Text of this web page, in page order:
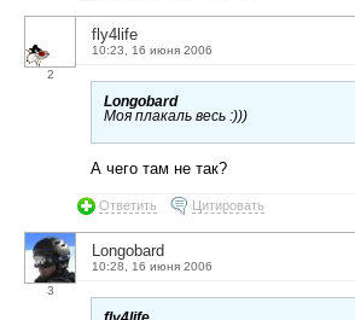
2
fly4life
10:23, 16 июня 2006
Longobard
Моя плакаль весь :)))
А чего там не так?
Ответить Цитировать
3
Longobard
10:28, 16 июня 2006
fly4life